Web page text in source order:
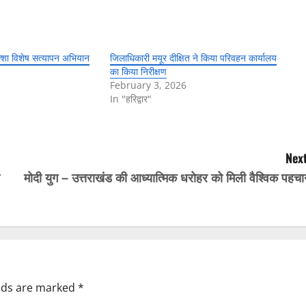
विशेष सत्यापन अभियान
जिलाधिकारी मयूर दीक्षित ने किया परिवहन कार्यालय
का किया निरीक्षण
February 3, 2026
In "हरिद्वार"
मोदी युग – उत्तराखंड की आध्यात्मिक धरोहर को मिली वैश्विक
are marked *